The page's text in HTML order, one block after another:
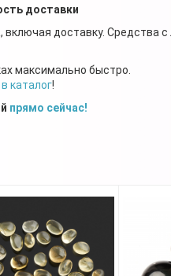
доставки
доставку. Средства
максимально быстро.
каталог!
прямо сейчас!